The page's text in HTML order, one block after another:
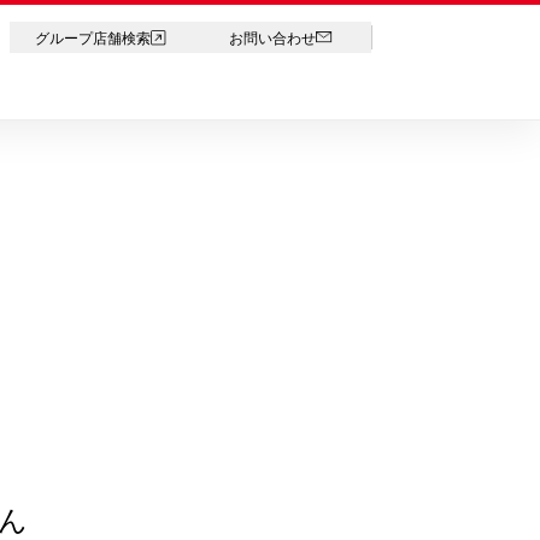
グループ店舗検索 お問い合わせ